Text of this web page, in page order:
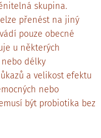
skupina.
přenést na jiný
pouze obecné
u některých
délky
a velikost efektu
nebo
být probiotika bez